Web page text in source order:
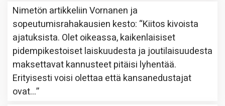
Nimetön artikkeliinVornanen ja
sopeutumisrahakausien kesto: “Kiitos kivoista
ajatuksista. Olet oikeassa, kaikenlaisiset
pidempikestoiset laiskuudesta ja joutilaisuudesta
maksettavat kannusteet pitäisi lyhentää.
Erityisesti voisi olettaa että kansanedustajat
ovat…”